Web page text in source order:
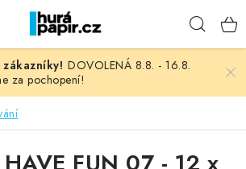
DOVOLENÁ 8.8. - 16.8.
za pochopení!